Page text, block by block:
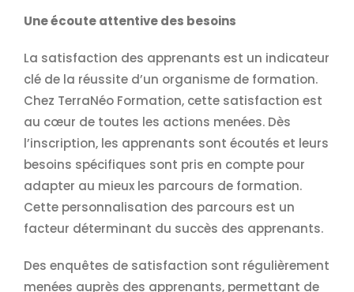
Une écoute attentive des besoins
La satisfaction des apprenants est un indicateur
clé de la réussite d’un organisme de formation.
Chez TerraNéo Formation, cette satisfaction est
au cœur de toutes les actions menées. Dès
l’inscription, les apprenants sont écoutés et leurs
besoins spécifiques sont pris en compte pour
adapter au mieux les parcours de formation.
Cette personnalisation des parcours est un
facteur déterminant du succès des apprenants.
Des enquêtes de satisfaction sont régulièrement
menées auprès des apprenants, permettant de